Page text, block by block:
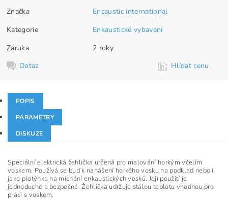
Značka
Encaustic international
Kategorie
Enkaustické vybavení
Záruka
2 roky
Dotaz
Hlídat cenu
POPIS
PARAMETRY
DISKUZE
Speciální elektrická žehlička určená pro malování horkým včelím
voskem. Používá se buď k nanášení horkého vosku na podklad nebo i
jako plotýnka na míchání enkaustických vosků. Její použití je
jednoduché a bezpečné. Žehlička udržuje stálou teplotu vhodnou pro
práci s voskem.